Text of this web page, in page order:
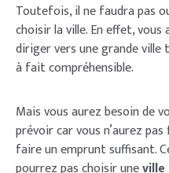
Toutefois, il ne faudra pas
choisir la ville. En effet,
diriger vers une grande
à fait compréhensible.
Mais vous aurez besoin de
prévoir car vous n’aurez
faire un emprunt suffisant.
pourrez pas choisir une